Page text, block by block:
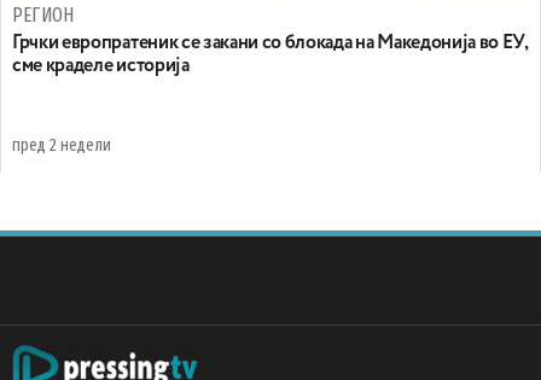
РЕГИОН
Грчки европратеник се закани со блокада на Македонија во ЕУ,
сме краделе историја
пред 2 недели